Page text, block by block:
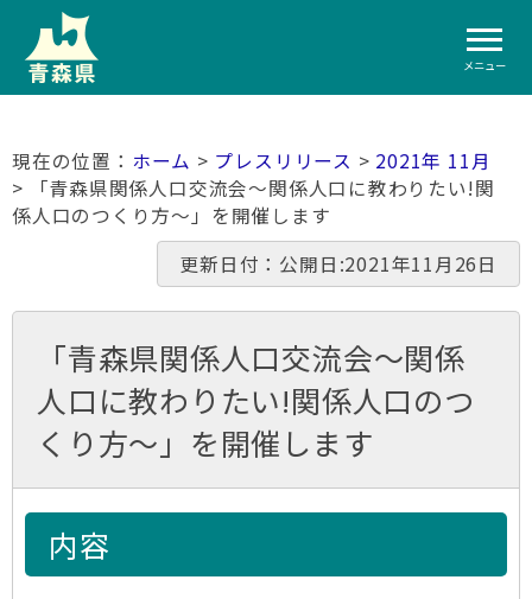
メニュー
ホーム > プレスリリース > 2021年 11月
> 「青森県関係人口交流会～関係人口に教わりたい!関
係人口のつくり方～」を開催します
更新日付：公開日:2021年11月26日
「青森県関係人口交流会～関係
人口に教わりたい!関係人口のつ
くり方～」を開催します
内容